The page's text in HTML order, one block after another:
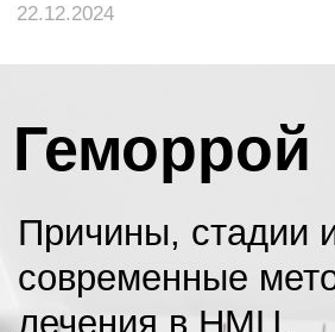
контролировать ход лечения
Геморрой
лечения в НМЦ.
✓Точная диагностика
Комплексная программа